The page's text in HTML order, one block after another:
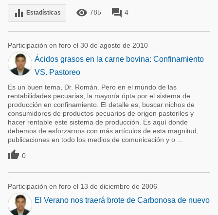
equalizer Estadísticas remove_red_eye 785 forum 4
Participación en foro el 30 de agosto de 2010
Ácidos grasos en la carne bovina: Confinamiento
VS. Pastoreo
Es un buen tema, Dr. Román. Pero en el mundo de las
rentabilidades pecuarias, la mayoría ópta por el sistema de
producción en confinamiento. El detalle es, buscar nichos de
consumidores de productos pecuarios de origen pastoriles y
hacer rentable este sistema de producción. Es aquí donde
debemos de esforzarnos con más artículos de esta magnitud,
publicaciones en todo los medios de comunicación y o ...
 0
Participación en foro el 13 de diciembre de 2006
El Verano nos traerá brote de Carbonosa de nuevo